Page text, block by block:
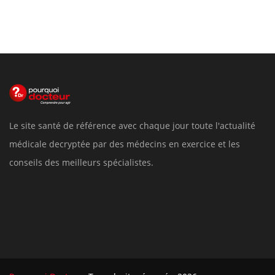
Le site santé de référence avec chaque jour toute l'actualité
médicale decryptée par des médecins en exercice et les
conseils des meilleurs spécialistes.